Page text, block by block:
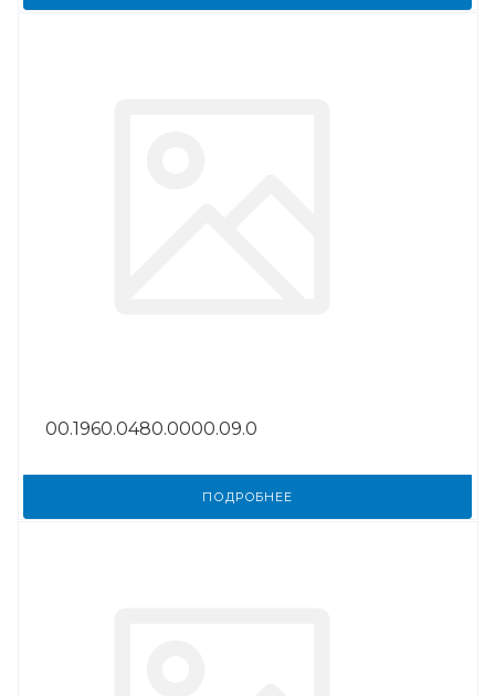
00.1960.0480.0000.09.0
ПОДРОБНЕЕ